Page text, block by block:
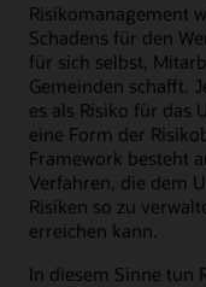
Risikomanagement
Schadens für den
für sich selbst,
Gemeinden schafft.
es als Risiko für
eine Form der
Framework besteht
Verfahren, die dem
Risiken so zu
erreichen kann.
In diesem Sinne tun